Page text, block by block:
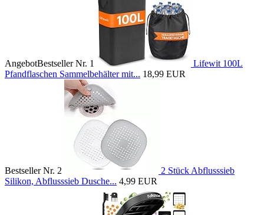
AngebotBestseller Nr. 1
Lifewit 100L
Pfandflaschen Sammelbehälter mit... 18,99 EUR
Bestseller Nr. 2
2 Stück Abflusssieb
Silikon, Abflusssieb Dusche... 4,99 EUR